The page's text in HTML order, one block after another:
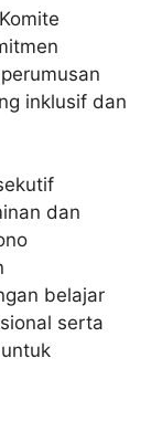
inklusif dan
dan
belajar
serta